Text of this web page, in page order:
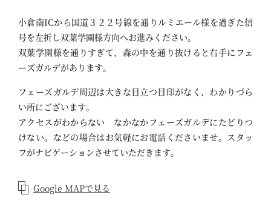
小倉南ICから国道３２２号線を通りルミエール様を過ぎた信
号を左折し双葉学園様方向へお進みください。
双葉学園様を通りすぎて、森の中を通り抜けると右手にフェ
ーズガルデがあります。
フェーズガルデ周辺は大きな目立つ目印がなく、わかりづら
い所にございます。
アクセスがわからない なかなかフェーズガルデにたどりつ
けない。などの場合はお気軽にお電話くださいませ。スタッ
フがナビゲーションさせていただきます。
Google MAPで見る